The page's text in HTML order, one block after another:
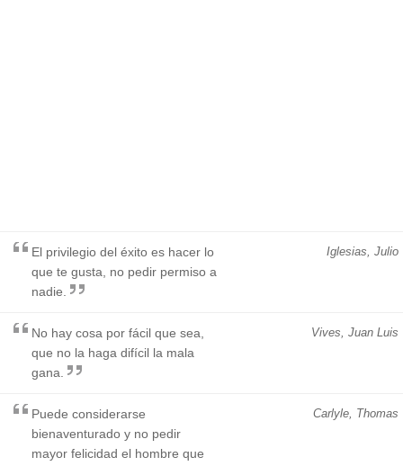
Iglesias, Julio
El privilegio del éxito es hacer lo
que te gusta, no pedir permiso a
nadie.
Vives, Juan Luis
No hay cosa por fácil que sea,
que no la haga difícil la mala
gana.
Carlyle, Thomas
Puede considerarse
bienaventurado y no pedir
mayor felicidad el hombre que